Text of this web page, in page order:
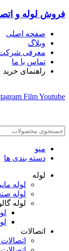
فروش لوله و
صفحه اصلی
وبلاگ
معرفی
تماس با ما
راهنمای خرید
FilmYoutube
منو
دسته بندی ها
لوله
لوله
لوله
لوله
اتصالات